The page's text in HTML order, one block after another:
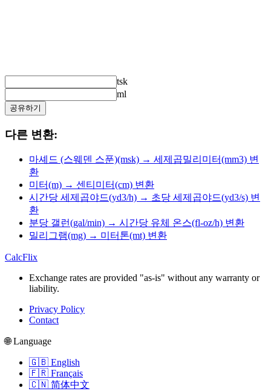
tsk
ml
공유하기
다른 변환:
마셰드 (스웨덴 스푼)(msk) → 세제곱밀리미터(mm3) 변
환
미터(m) → 센티미터(cm) 변환
시간당 세제곱야드(yd3/h) → 초당 세제곱야드(yd3/s) 변
환
분당 갤런(gal/min) → 시간당 유체 온스(fl-oz/h) 변환
밀리그램(mg) → 미터톤(mt) 변환
CalcFlix
Exchange rates are provided "as-is" without any warranty or
liability.
Privacy Policy
Contact
🌐 Language
🇬🇧 English
🇫🇷 Français
🇨🇳 简体中文